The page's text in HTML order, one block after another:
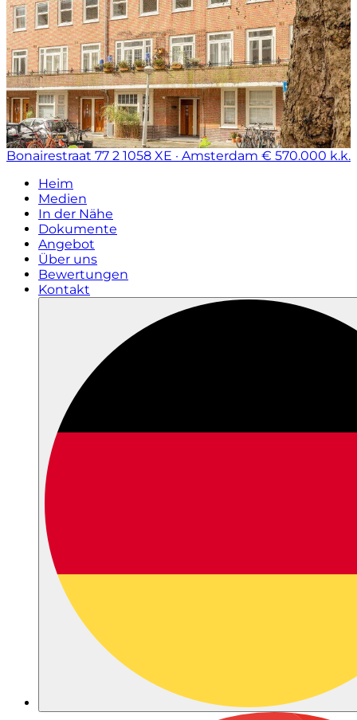
Bonairestraat 77 2 1058 XE · Amsterdam € 570.000 k.k.
Heim
Medien
In der Nähe
Dokumente
Angebot
Über uns
Bewertungen
Kontakt